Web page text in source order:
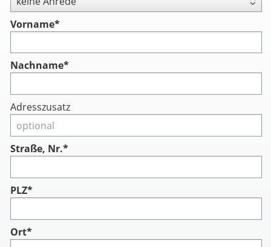
Vorname*
Nachname*
Adresszusatz
Straße, Nr.*
PLZ*
Ort*